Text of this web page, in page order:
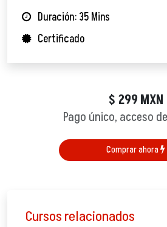
Duración: 35 Mins
Certificado
$ 299 MXN
Pago único, acceso
Comprar ahora
Cursos relacionados